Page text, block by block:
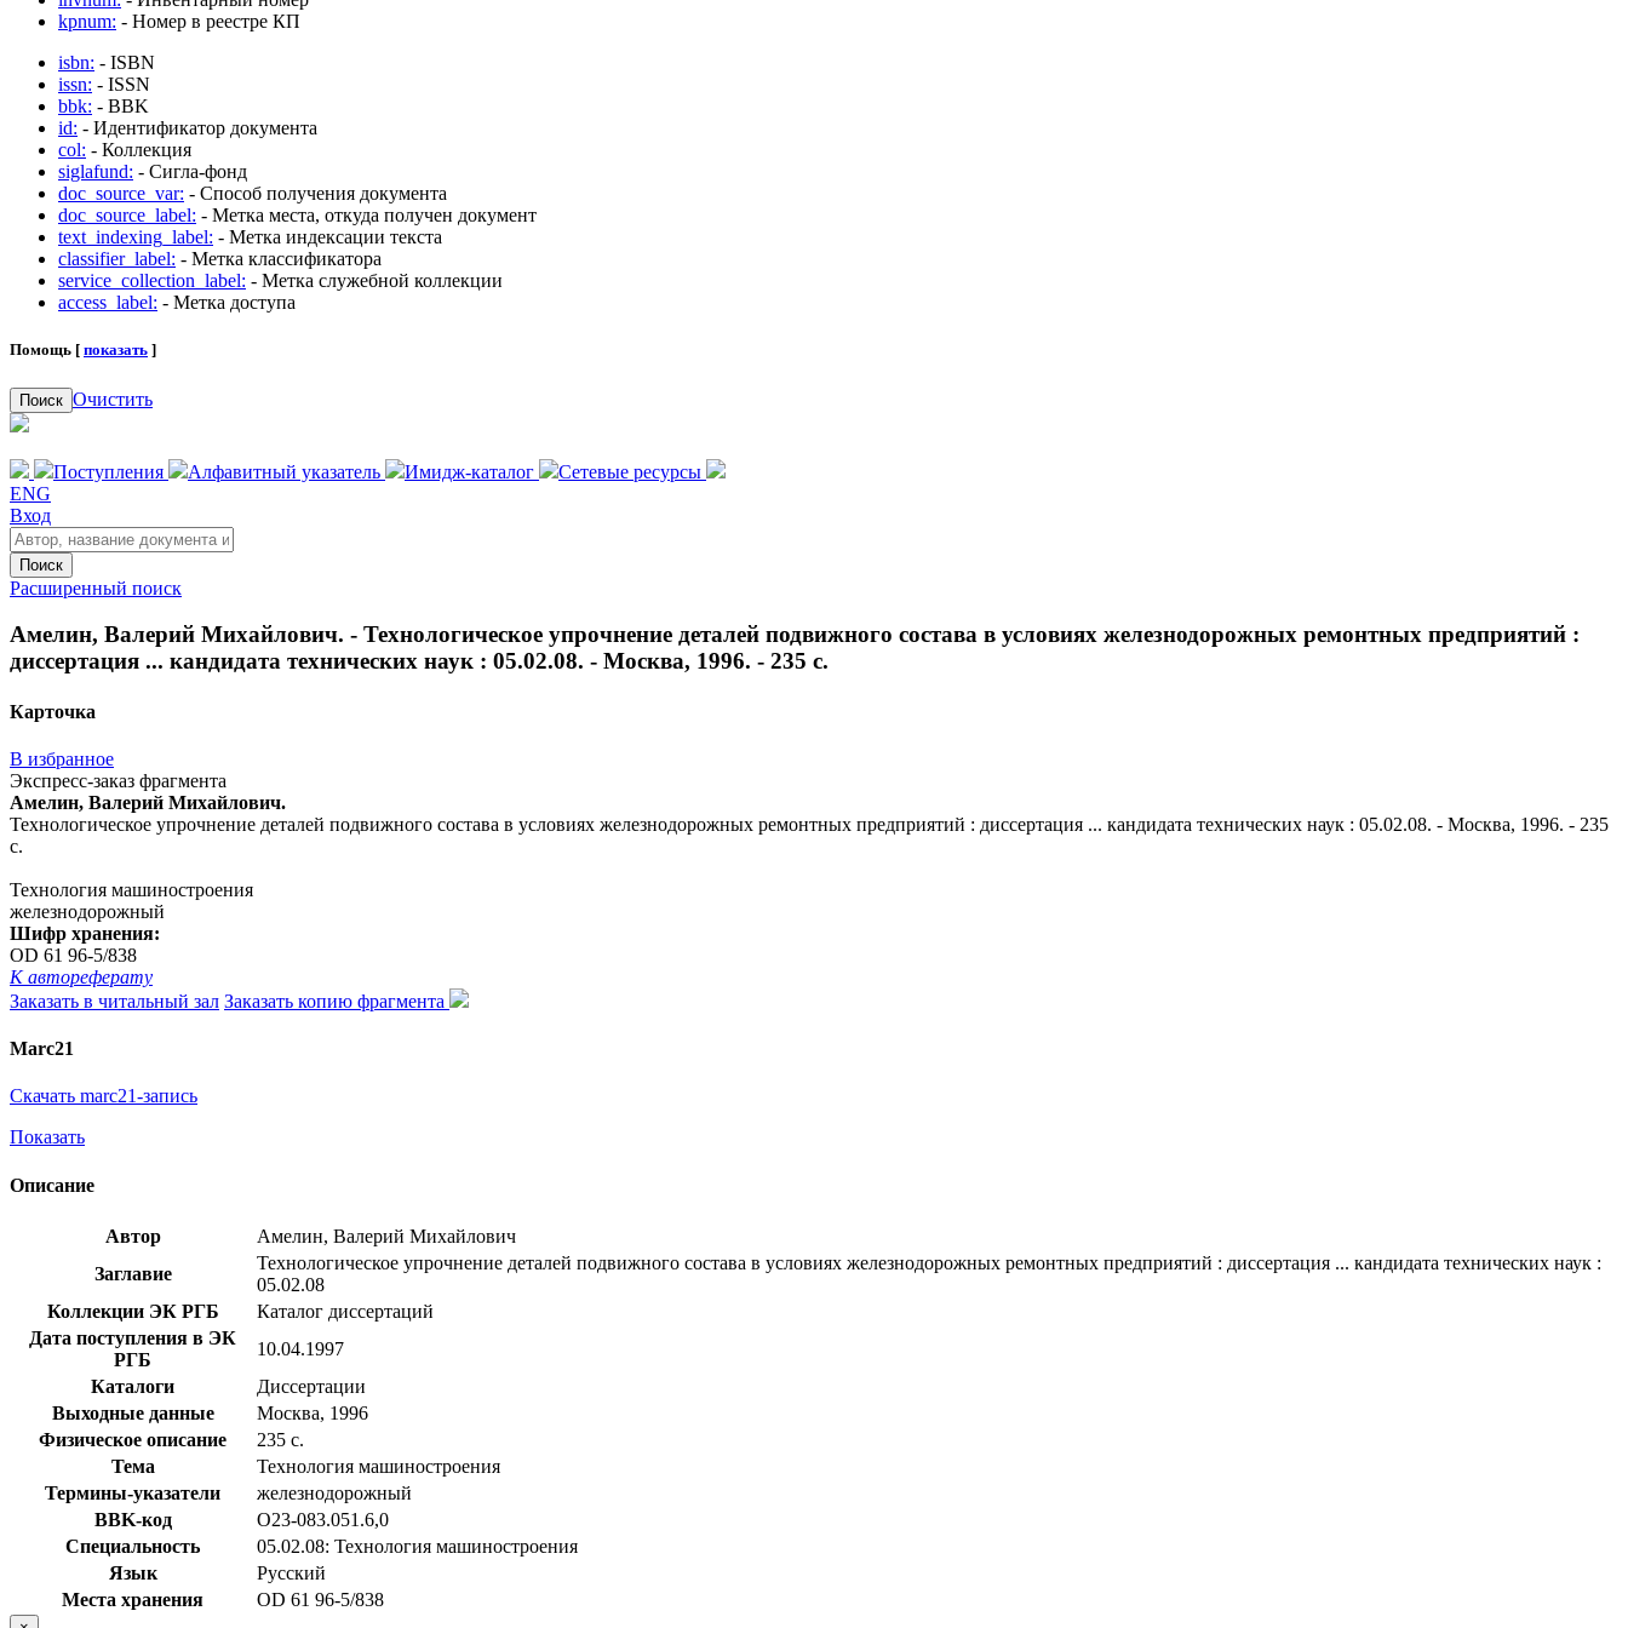
kpnum: - Номер в реестре КП
isbn: - ISBN
issn: - ISSN
bbk: - BBK
id: - Идентификатор документа
col: - Коллекция
siglafund: - Сигла-фонд
doc_source_var: - Способ получения документа
doc_source_label: - Метка места, откуда получен документ
text_indexing_label: - Метка индексации текста
classifier_label: - Метка классификатора
service_collection_label: - Метка служебной коллекции
access_label: - Метка доступа
Помощь [ показать ]
Поиск Очистить
Поступления Алфавитный указатель Имидж-каталог
Сетевые ресурсы
ENG
Вход
Поиск
Расширенный поиск
Амелин, Валерий Михайлович. - Технологическое упрочнение деталей подвижного состава в условиях железнодорожных ремонтных предприятий :
диссертация ... кандидата технических наук : 05.02.08. - Москва, 1996. - 235 с.
Карточка
В избранное
Экспресс-заказ фрагмента
Амелин, Валерий Михайлович.
Технологическое упрочнение деталей подвижного состава в условиях железнодорожных ремонтных предприятий : диссертация ... кандидата технических наук : 05.02.08. - Москва, 1996. - 235
с.
Технология машиностроения
железнодорожный
Шифр хранения:
OD 61 96-5/838
К автореферату
Заказать в читальный зал Заказать копию фрагмента
Marc21
Скачать marc21-запись
Показать
Описание
Автор
Амелин, Валерий Михайлович
Заглавие
Технологическое упрочнение деталей подвижного состава в условиях железнодорожных ремонтных предприятий : диссертация ... кандидата технических наук :
05.02.08
Коллекции ЭК РГБ
Каталог диссертаций
Дата поступления в ЭК
РГБ
10.04.1997
Каталоги
Диссертации
Выходные данные
Москва, 1996
Физическое описание
235 с.
Тема
Технология машиностроения
Термины-указатели
железнодорожный
BBK-код
О23-083.051.6,0
Специальность
05.02.08: Технология машиностроения
Язык
Русский
Места хранения
OD 61 96-5/838